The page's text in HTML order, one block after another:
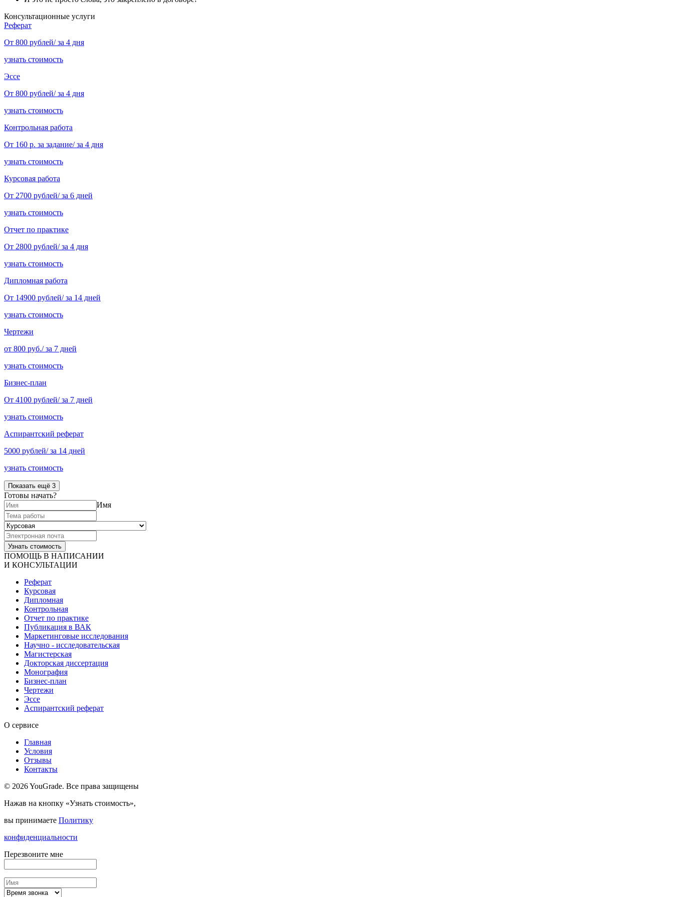
Консультационные услуги
Реферат
От 800 рублей/ за 4 дня
узнать стоимость
Эссе
От 800 рублей/ за 4 дня
узнать стоимость
Контрольная работа
От 160 р. за задание/ за 4 дня
узнать стоимость
Курсовая работа
От 2700 рублей/ за 6 дней
узнать стоимость
Отчет по практике
От 2800 рублей/ за 4 дня
узнать стоимость
Дипломная работа
От 14900 рублей/ за 14 дней
узнать стоимость
Чертежи
от 800 руб./ за 7 дней
узнать стоимость
Бизнес-план
От 4100 рублей/ за 7 дней
узнать стоимость
Аспирантский реферат
5000 рублей/ за 14 дней
узнать стоимость
Показать ещё 3
Готовы начать?
Имя
ПОМОЩЬ В НАПИСАНИИ
И КОНСУЛЬТАЦИИ
Реферат
Курсовая
Дипломная
Контрольная
Отчет по практике
Публикация в ВАК
Маркетинговые исследования
Научно - исследовательская
Магистерская
Докторская диссертация
Монография
Бизнес-план
Чертежи
Эссе
Аспирантский реферат
О сервисе
Главная
Условия
Отзывы
Контакты
© 2026 YouGrade. Все права защищены
Нажав на кнопку «Узнать стоимость»,
вы принимаете Политику
конфиденциальности
Перезвоните мне